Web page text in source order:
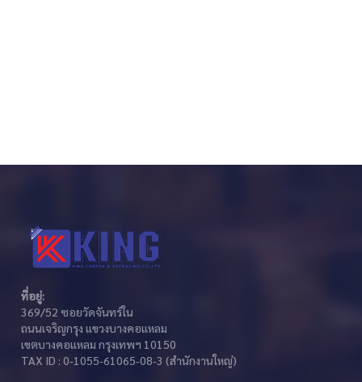
ที่อยู่:
369/52 ซอยวัดจันทร์ใน
ถนนเจริญกรุง แขวงบางคอแหลม
เขตบางคอแหลม กรุงเทพฯ 10150
TAX ID : 0-1055-61065-08-3 (สำนักงานใหญ่)